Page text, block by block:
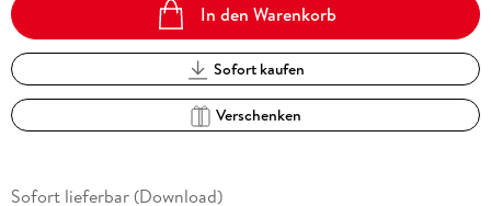
In den Warenkorb
Sofort kaufen
Verschenken
Sofort lieferbar (Download)